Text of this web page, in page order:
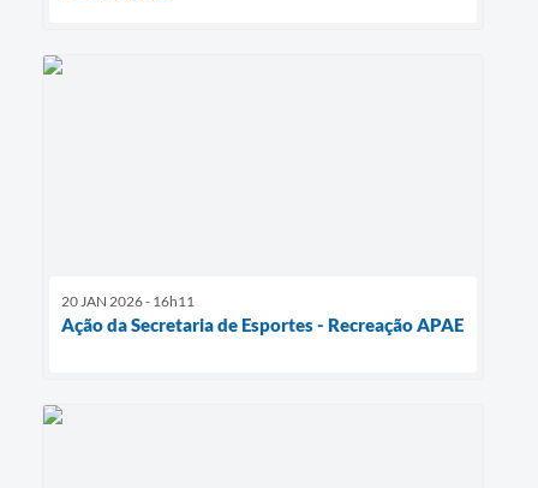
20 JAN 2026 - 16h11
Ação da Secretaria de Esportes - Recreação APAE